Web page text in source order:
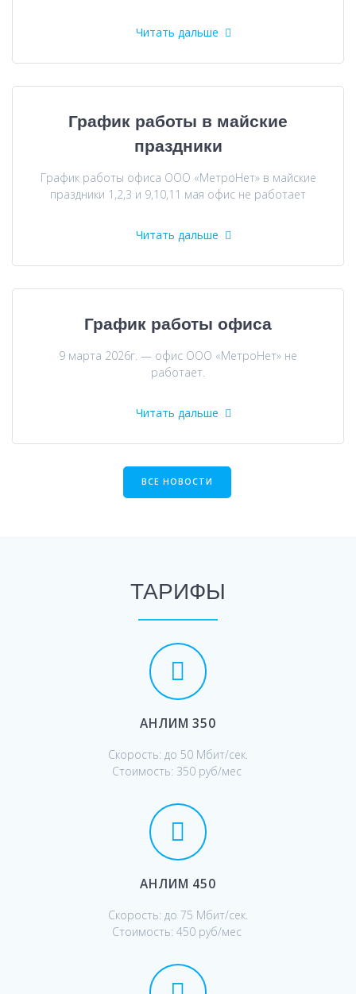
Читать дальше
График работы в майские
праздники
График работы офиса ООО «МетроНет» в майские
праздники 1,2,3 и 9,10,11 мая офис не работает
Читать дальше
График работы офиса
9 марта 2026г. — офис ООО «МетроНет» не
работает.
Читать дальше
ВСЕ НОВОСТИ
ТАРИФЫ
АНЛИМ 350
Скорость: до 50 Мбит/сек.
Стоимость: 350 руб/мес
АНЛИМ 450
Скорость: до 75 Мбит/сек.
Стоимость: 450 руб/мес